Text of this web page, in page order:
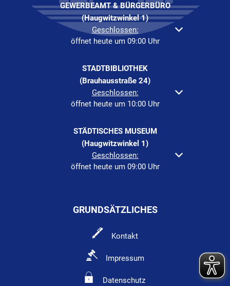
GEWERBEAMT & BÜRGERBÜRO
(Haugwitzwinkel 1)
Klicken, um weitere Öffnungs- oder Schließzeiten
Geschlossen:
öffnet heute um 09:00 Uhr
STADTBIBLIOTHEK
(Brauhausstraße 24)
Klicken, um weitere Öffnungs- oder Schließzeiten
Geschlossen:
öffnet heute um 10:00 Uhr
STÄDTISCHES MUSEUM
(Haugwitzwinkel 1)
Klicken, um weitere Öffnungs- oder Schließzeiten
Geschlossen:
öffnet heute um 09:00 Uhr
GRUNDSÄTZLICHES
Kontakt
Impressum
Datenschutz